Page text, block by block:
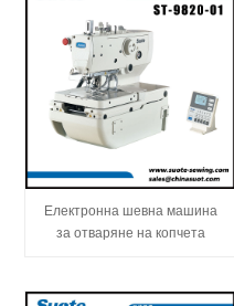
Електронна шевна машина
за отваряне на копчета